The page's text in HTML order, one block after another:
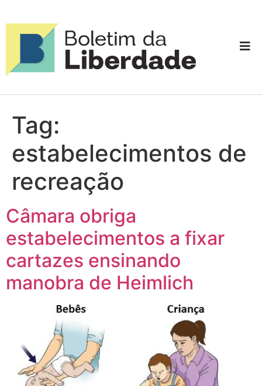
Tag:
estabelecimentos de
recreação
Câmara obriga
estabelecimentos a fixar
cartazes ensinando
manobra de Heimlich